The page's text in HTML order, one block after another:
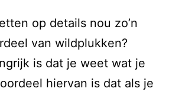
op details nou zo’n
van wildplukken?
is dat je weet wat je
hiervan is dat als je